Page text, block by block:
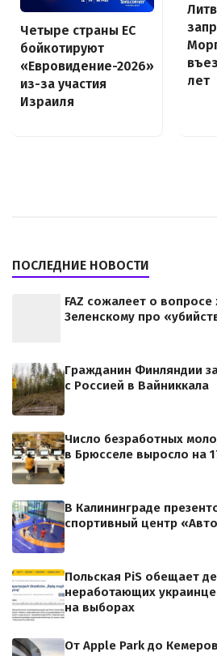
Четыре страны ЕС
бойкотируют
«Евровидение-2026»
из-за участия
Израиля
лет
ПОСЛЕДНИЕ НОВОСТИ
FAZ сожалеет о вопросе
Зеленскому про
Гражданин Финляндии
с Россией в Вайниккала
Число безработных
в Брюсселе выросло на
В Калининграде
спортивный центр
Польская PiS обещает
неработающих
на выборах
От Apple Park до